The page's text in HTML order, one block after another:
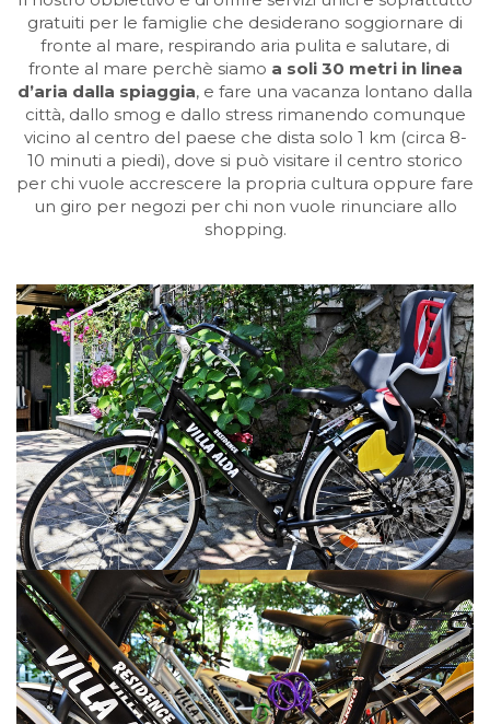
gratuiti per le famiglie che desiderano soggiornare di
fronte al mare, respirando aria pulita e salutare, di
fronte al mare perchè siamo a soli 30 metri in linea
d’aria dalla spiaggia, e fare una vacanza lontano dalla
città, dallo smog e dallo stress rimanendo comunque
vicino al centro del paese che dista solo 1 km (circa 8-
10 minuti a piedi), dove si può visitare il centro storico
per chi vuole accrescere la propria cultura oppure fare
un giro per negozi per chi non vuole rinunciare allo
shopping.